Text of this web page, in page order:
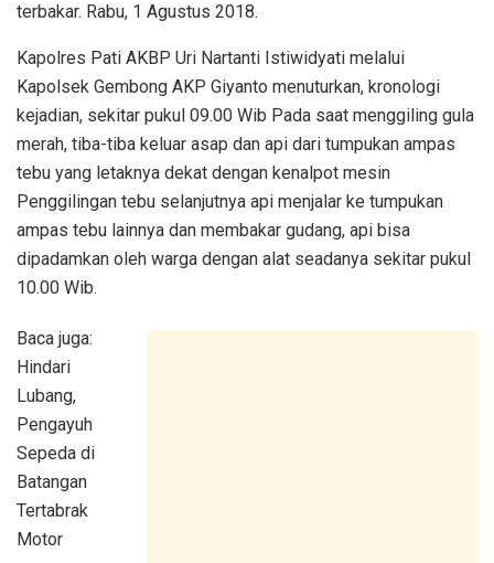
terbakar. Rabu, 1 Agustus 2018.
Kapolres Pati AKBP Uri Nartanti Istiwidyati melalui
Kapolsek Gembong AKP Giyanto menuturkan, kronologi
kejadian, sekitar pukul 09.00 Wib Pada saat menggiling gula
merah, tiba-tiba keluar asap dan api dari tumpukan ampas
tebu yang letaknya dekat dengan kenalpot mesin
Penggilingan tebu selanjutnya api menjalar ke tumpukan
ampas tebu lainnya dan membakar gudang, api bisa
dipadamkan oleh warga dengan alat seadanya sekitar pukul
10.00 Wib.
Baca juga:
Hindari
Lubang,
Pengayuh
Sepeda di
Batangan
Tertabrak
Motor